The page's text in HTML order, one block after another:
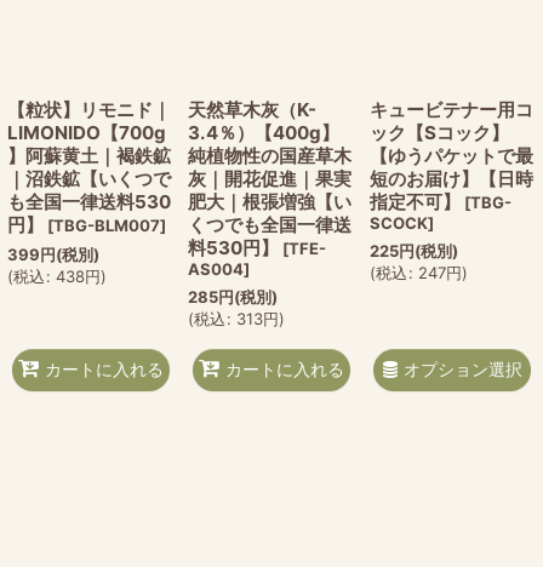
【粒状】リモニド｜
LIMONIDO【700g
】阿蘇黄土｜褐鉄鉱
｜沼鉄鉱【いくつで
も全国一律送料530
円】
[TBG-BLM007]
399円(税別)
(税込: 438円)
カートに入れる
天然草木灰（K-
3.4％）【400g】
純植物性の国産草木
灰｜開花促進｜果実
肥大｜根張増強【い
くつでも全国一律送
料530円】
[TFE-
AS004]
285円(税別)
(税込: 313円)
カートに入れる
キュービテナー用コ
ック【Sコック】
【ゆうパケットで最
短のお届け】【日時
指定不可】
[TBG-
SCOCK]
225円(税別)
(税込: 247円)
オプション選択